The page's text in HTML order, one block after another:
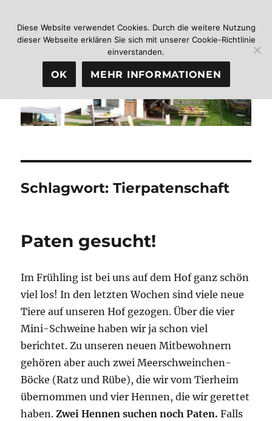
Jugendhof Heidelberg MENÜ
Schlagwort:Tierpatenschaft
Paten gesucht!
Im Frühling ist bei uns auf dem Hof ganz schön
viel los! In den letzten Wochen sind viele neue
Tiere auf unseren Hof gezogen. Über die vier
Mini-Schweine haben wir ja schon viel
berichtet. Zu unseren neuen Mitbewohnern
gehören aber auch zwei Meerschweinchen-
Böcke (Ratz und Rübe), die wir vom Tierheim
übernommen und vier Hennen, die wir gerettet
haben.Zwei Hennen suchen noch Paten.Falls
Diese Website verwendet Cookies. Durch die weitere Nutzung
dieser Webseite erklären Sie sich mit unserer Cookie-Richtlinie
einverstanden.
OK MEHR INFORMATIONEN